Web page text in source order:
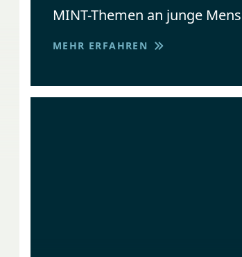
MINT-Themen an junge
MEHR ERFAHREN